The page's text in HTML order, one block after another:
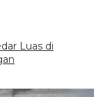
Luas di